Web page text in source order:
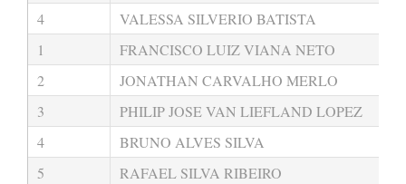
4
VALESSA SILVERIO BATISTA
1
FRANCISCO LUIZ VIANA NETO
2
JONATHAN CARVALHO MERLO
3
PHILIP JOSE VAN LIEFLAND LOPEZ
4
BRUNO ALVES SILVA
5
RAFAEL SILVA RIBEIRO